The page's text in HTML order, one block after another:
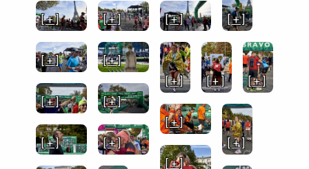
[ + ]
[ + ] [ + ] [ + ]
[ + ]
[ + ]
[ + ]
[ + ]
[ + ]
[ + ]
[ + ]
[ + ]
[ + ]
[ + ]
[ + ]
[ + ]